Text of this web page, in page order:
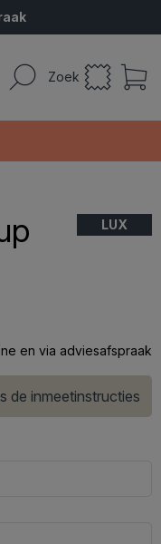
Zoek
LUX
en via adviesafspraak
de inmeetinstructies